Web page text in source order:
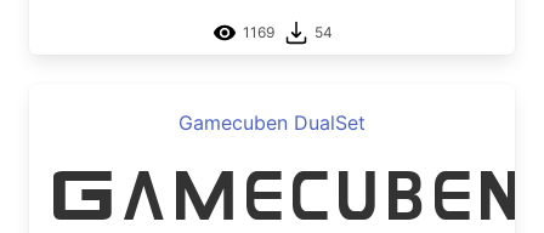
1169 54
Gamecuben DualSet